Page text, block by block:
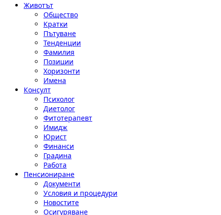
Животът
Общество
Кратки
Пътуване
Тенденции
Фамилия
Позиции
Хоризонти
Имена
Консулт
Психолог
Диетолог
Фитотерапевт
Имидж
Юрист
Финанси
Градина
Работа
Пенсиониране
Документи
Условия и процедури
Новостите
Осигуряване